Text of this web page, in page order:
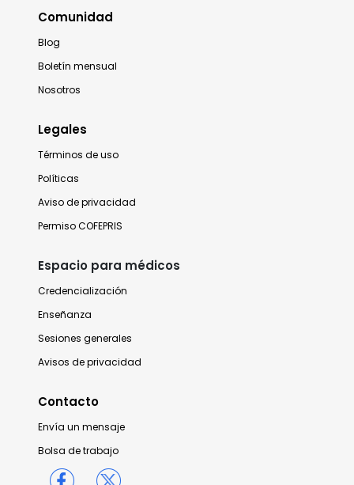
Comunidad
Blog
Boletín mensual
Nosotros
Legales
Términos de uso
Políticas
Aviso de privacidad
Permiso COFEPRIS
Espacio para médicos
Credencialización
Enseñanza
Sesiones generales
Avisos de privacidad
Contacto
Envía un mensaje
Bolsa de trabajo